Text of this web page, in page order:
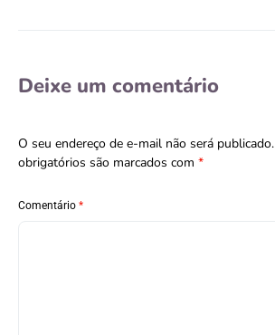
Deixe um comentário
O seu endereço de e-mail não será publicado.
obrigatórios são marcados com *
Comentário *